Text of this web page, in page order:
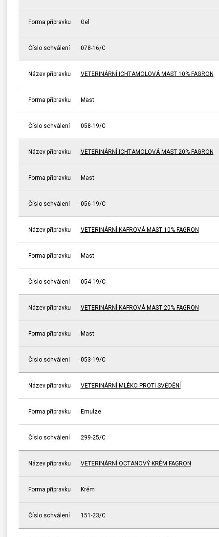
Forma přípravku Gel
Číslo schválení 078-16/C
Název přípravku VETERINÁRNÍ ICHTAMOLOVÁ MAST 10% FAGRON
Forma přípravku Mast
Číslo schválení 058-19/C
Název přípravku VETERINÁRNÍ ICHTAMOLOVÁ MAST 20% FAGRON
Forma přípravku Mast
Číslo schválení 056-19/C
Název přípravku VETERINÁRNÍ KAFROVÁ MAST 10% FAGRON
Forma přípravku Mast
Číslo schválení 054-19/C
Název přípravku VETERINÁRNÍ KAFROVÁ MAST 20% FAGRON
Forma přípravku Mast
Číslo schválení 053-19/C
Název přípravku VETERINÁRNÍ MLÉKO PROTI SVĚDĚNÍ
Forma přípravku Emulze
Číslo schválení 299-25/C
Název přípravku VETERINÁRNÍ OCTANOVÝ KRÉM FAGRON
Forma přípravku Krém
Číslo schválení 151-23/C